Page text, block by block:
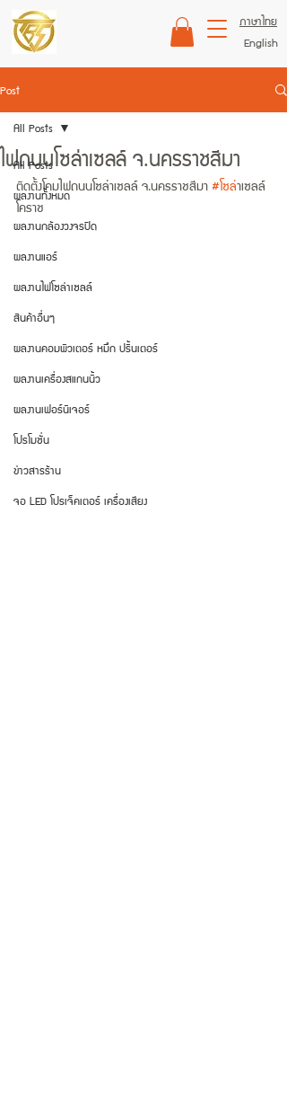
ภาษาไทย
English
Post
All Posts
ผลงานทั้งหมด
ผลงานกล้องวงจรปิด
ผลงานแอร์
ผลงานไฟโซล่าเซลล์
สินค้าอื่นๆ
ผลงานคอมพิวเตอร์ หมึก ปริ้นเตอร์
ผลงานเครื่องสแกนนิ้ว
ผลงานเฟอร์นิเจอร์
โปรโมชั่น
ข่าวสารร้าน
จอ LED โปรเจ็คเตอร์ เครื่องเสียง
All Posts
ไฟถนนโซล่าเซลล์ จ.นครราชสีมา
ติดตั้งโคมไฟถนนโซล่าเซลล์ จ.นครราชสีมา #โซล่าเซลล์
โคราช